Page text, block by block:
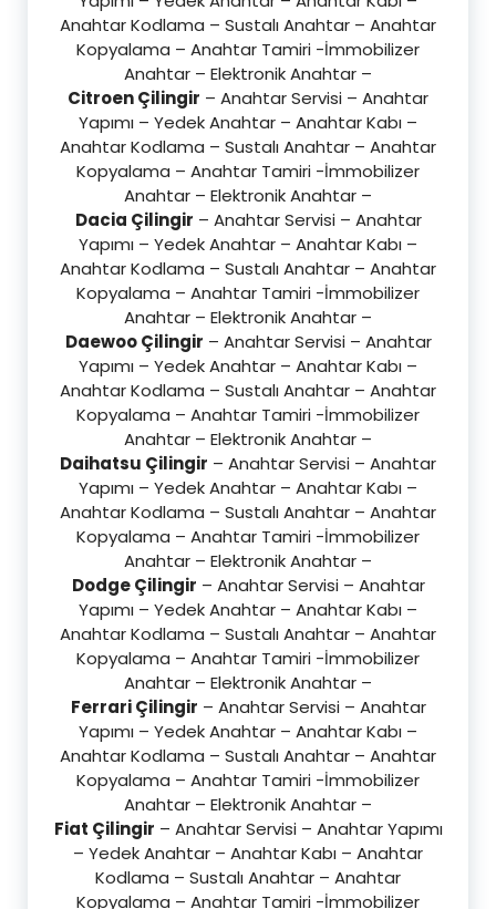
Anahtar Kodlama – Sustalı Anahtar – Anahtar
Kopyalama – Anahtar Tamiri -İmmobilizer
Anahtar – Elektronik Anahtar –
Citroen Çilingir – Anahtar Servisi – Anahtar
Yapımı – Yedek Anahtar – Anahtar Kabı –
Anahtar Kodlama – Sustalı Anahtar – Anahtar
Kopyalama – Anahtar Tamiri -İmmobilizer
Anahtar – Elektronik Anahtar –
Dacia Çilingir – Anahtar Servisi – Anahtar
Yapımı – Yedek Anahtar – Anahtar Kabı –
Anahtar Kodlama – Sustalı Anahtar – Anahtar
Kopyalama – Anahtar Tamiri -İmmobilizer
Anahtar – Elektronik Anahtar –
Daewoo Çilingir – Anahtar Servisi – Anahtar
Yapımı – Yedek Anahtar – Anahtar Kabı –
Anahtar Kodlama – Sustalı Anahtar – Anahtar
Kopyalama – Anahtar Tamiri -İmmobilizer
Anahtar – Elektronik Anahtar –
Daihatsu Çilingir – Anahtar Servisi – Anahtar
Yapımı – Yedek Anahtar – Anahtar Kabı –
Anahtar Kodlama – Sustalı Anahtar – Anahtar
Kopyalama – Anahtar Tamiri -İmmobilizer
Anahtar – Elektronik Anahtar –
Dodge Çilingir – Anahtar Servisi – Anahtar
Yapımı – Yedek Anahtar – Anahtar Kabı –
Anahtar Kodlama – Sustalı Anahtar – Anahtar
Kopyalama – Anahtar Tamiri -İmmobilizer
Anahtar – Elektronik Anahtar –
Ferrari Çilingir – Anahtar Servisi – Anahtar
Yapımı – Yedek Anahtar – Anahtar Kabı –
Anahtar Kodlama – Sustalı Anahtar – Anahtar
Kopyalama – Anahtar Tamiri -İmmobilizer
Anahtar – Elektronik Anahtar –
Fiat Çilingir – Anahtar Servisi – Anahtar Yapımı
– Yedek Anahtar – Anahtar Kabı – Anahtar
Kodlama – Sustalı Anahtar – Anahtar
Kopyalama – Anahtar Tamiri -İmmobilizer